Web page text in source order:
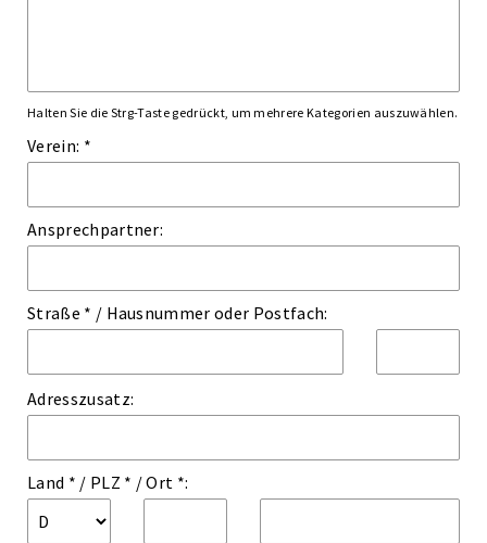
Halten Sie die Strg-Taste gedrückt, um mehrere Kategorien auszuwählen.
Verein: *
Ansprechpartner:
Straße * / Hausnummer oder Postfach:
Adresszusatz:
Land * / PLZ * /Ort *: